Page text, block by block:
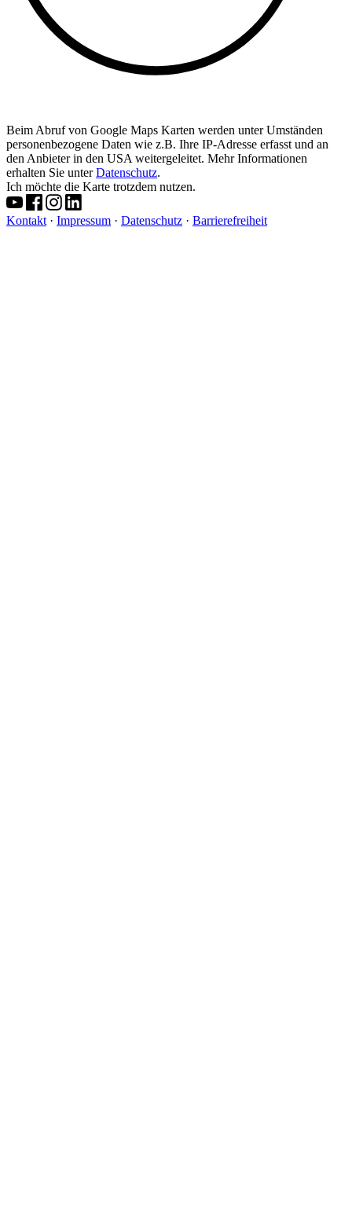
Beim Abruf von Google Maps Karten werden unter Umständen
personenbezogene Daten wie z.B. Ihre IP-Adresse erfasst und an
den Anbieter in den USA weitergeleitet. Mehr Informationen
erhalten Sie unterDatenschutz.
Ich möchte die Karte trotzdem nutzen.
Kontakt · Impressum · Datenschutz · Barrierefreiheit